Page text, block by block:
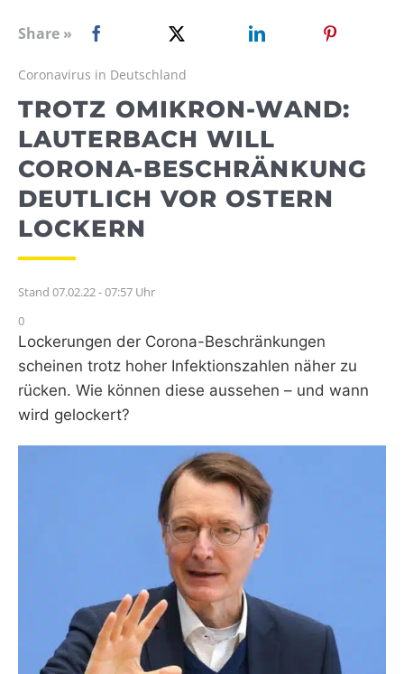
WEBRADIO
Share »
Coronavirus in Deutschland
TROTZ OMIKRON-WAND:
LAUTERBACH WILL
CORONA-BESCHRÄNKUNG
DEUTLICH VOR OSTERN
LOCKERN
Stand 07.02.22 - 07:57 Uhr
0
Lockerungen der Corona-Beschränkungen
scheinen trotz hoher Infektionszahlen näher zu
rücken. Wie können diese aussehen – und wann
wird gelockert?